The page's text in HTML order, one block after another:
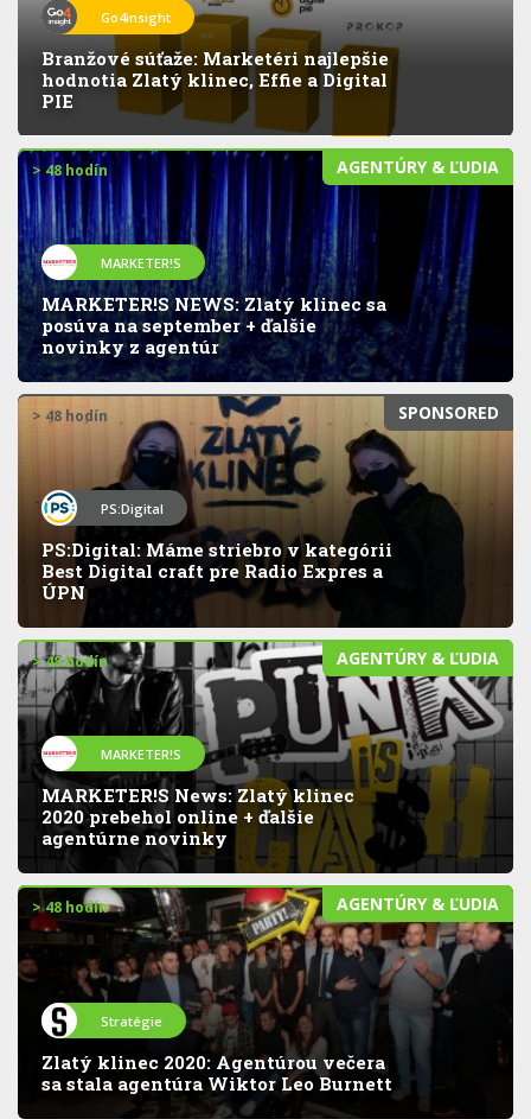
Go4insight
Branžové súťaže: Marketéri najlepšie
hodnotia Zlatý klinec, Effie a Digital
PIE
AGENTÚRY & ĽUDIA
> 48 hodín
MARKETER!S
MARKETER!S NEWS: Zlatý klinec sa
posúva na september + ďalšie
novinky z agentúr
SPONSORED
> 48 hodín
PS:Digital
PS:Digital: Máme striebro v kategórii
Best Digital craft pre Radio Expres a
ÚPN
AGENTÚRY & ĽUDIA
> 48 hodín
MARKETER!S
MARKETER!S News: Zlatý klinec
2020 prebehol online + ďalšie
agentúrne novinky
AGENTÚRY & ĽUDIA
> 48 hodín
Stratégie
Zlatý klinec 2020: Agentúrou večera
sa stala agentúra Wiktor Leo Burnett